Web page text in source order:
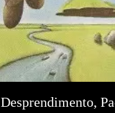
Desprendimento,